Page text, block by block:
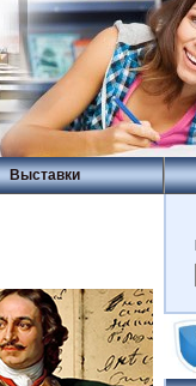
Выставки